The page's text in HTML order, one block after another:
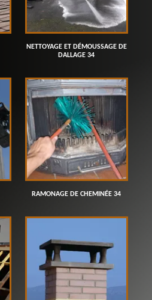
NETTOYAGE ET DÉMOUSSAGE DE
DALLAGE 34
RAMONAGE DE CHEMINÉE 34